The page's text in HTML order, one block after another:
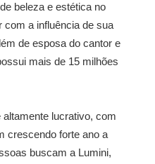
beleza e estética no
com a influência de sua
de esposa do cantor e
mais de 15 milhões
lucrativo, com
crescendo forte ano a
buscam a Lumini,